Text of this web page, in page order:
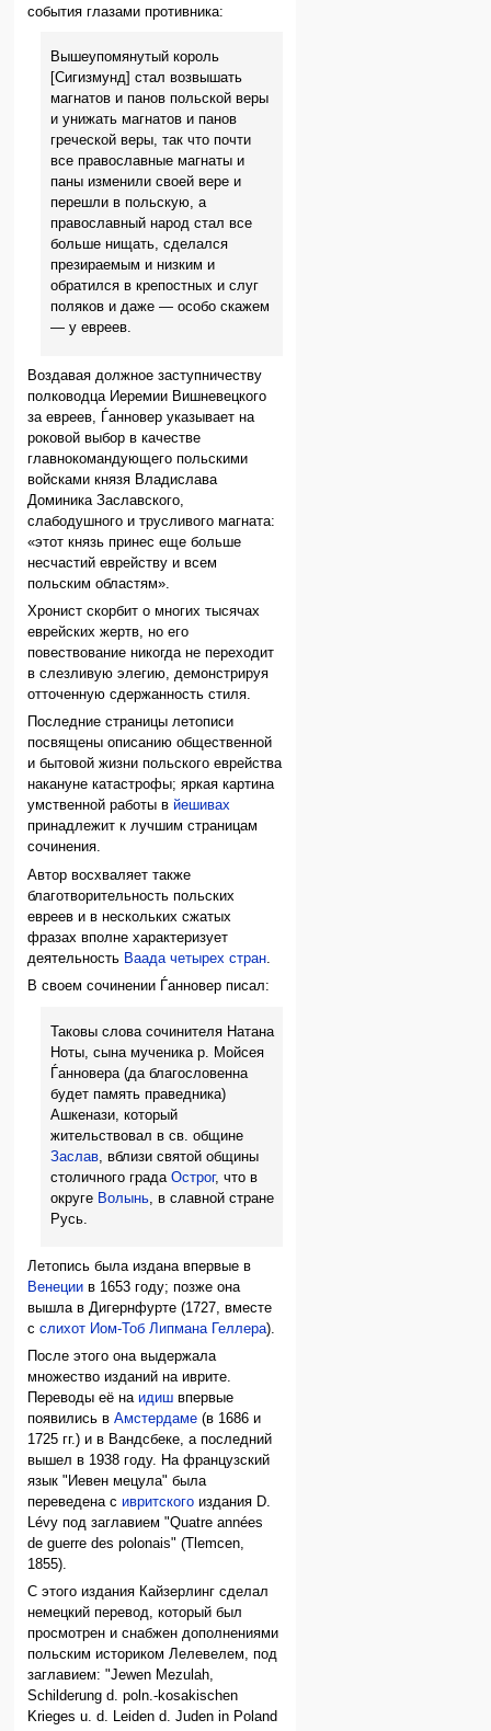
события глазами противника:
Вышеупомянутый король
[Сигизмунд] стал возвышать
магнатов и панов польской веры
и унижать магнатов и панов
греческой веры, так что почти
все православные магнаты и
паны изменили своей вере и
перешли в польскую, а
православный народ стал все
больше нищать, сделался
презираемым и низким и
обратился в крепостных и слуг
поляков и даже — особо скажем
— у евреев.
Воздавая должное заступничеству
полководца Иеремии Вишневецкого
за евреев, Ѓанновер указывает на
роковой выбор в качестве
главнокомандующего польскими
войсками князя Владислава
Доминика Заславского,
слабодушного и трусливого магната:
«этот князь принес еще больше
несчастий еврейству и всем
польским областям».
Хронист скорбит о многих тысячах
еврейских жертв, но его
повествование никогда не переходит
в слезливую элегию, демонстрируя
отточенную сдержанность стиля.
Последние страницы летописи
посвящены описанию общественной
и бытовой жизни польского еврейства
накануне катастрофы; яркая картина
умственной работы вйешивах
принадлежит к лучшим страницам
сочинения.
Автор восхваляет также
благотворительность польских
евреев и в нескольких сжатых
фразах вполне характеризует
деятельность Ваада четырех стран
В своем сочинении Ѓанновер писал:
Таковы слова сочинителя Натана
Ноты, сына мученика р. Мойсея
Ѓанновера (да благословенна
будет память праведника)
Ашкенази, который
жительствовал в св. общине
Заслав , вблизи святой общины
столичного градаОстрог, что в
округе Волынь , в славной стране
Русь.
Летопись была издана впервые в
Венеции в 1653 году; позже она
вышла в Дигернфурте (1727, вместе
сслихот Иом-Тоб Липмана Геллера).
После этого она выдержала
множество изданий на иврите.
Переводы её наидиш впервые
появились вАмстердаме (в 1686 и
1725 гг.) и в Вандсбеке, а последний
вышел в 1938 году. На французский
язык "Иевен мецула" была
переведена сивритского издания D.
Lévy под заглавием "Quatre années
de guerre des polonais" (Tlemcen,
1855).
С этого издания Кайзерлинг сделал
немецкий перевод, который был
просмотрен и снабжен дополнениями
польским историком Лелевелем, под
заглавием: "Jewen Mezulah,
Schilderung d. poln.-kosakischen
Krieges u. d. Leiden d. Juden in Poland